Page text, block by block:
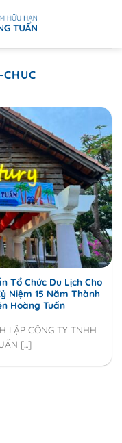
CHUC
Tổ Chức Du Lịch Cho
Niệm 15 Năm Thành
Hoàng Tuấn
LẬP CÔNG TY TNHH
[...]